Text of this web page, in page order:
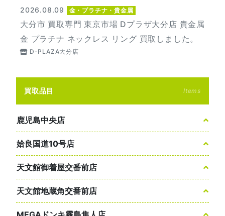
2026.08.09 金・プラチナ・貴金属
大分市 買取専門 東京市場 Dプラザ大分店 貴金属
金 プラチナ ネックレス リング 買取しました。
D-PLAZA大分店
買取品目 Items
鹿児島中央店
姶良国道10号店
天文館御着屋交番前店
天文館地蔵角交番前店